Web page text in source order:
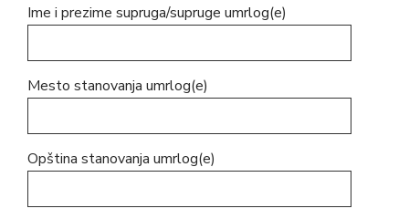
Ime i prezime supruga/supruge umrlog(e)
Mesto stanovanja umrlog(e)
Opština stanovanja umrlog(e)